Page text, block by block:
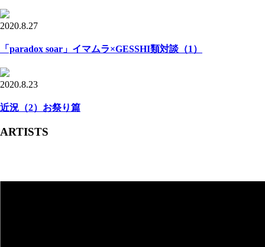
2020.8.27
「paradox soar」イマムラ×GESSHI類対談（1）
2020.8.23
近況（2）お祭り篇
ARTISTS